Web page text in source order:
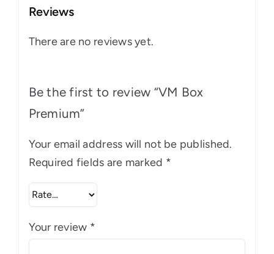
Reviews
There are no reviews yet.
Be the first to review “VM Box
Premium”
Your email address will not be published.
Required fields are marked *
Your review *